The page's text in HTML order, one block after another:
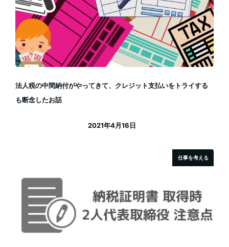
法人税の中間納付がやってきて、クレジット支払いをトライする
も断念したお話
投稿日
2021年4月16日
仕事を考える